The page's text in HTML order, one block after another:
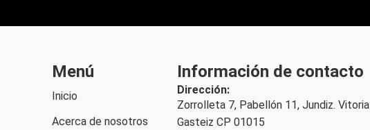
Menú
Inicio
Acerca de nosotros
Información de contacto
Dirección:
Zorrolleta 7, Pabellón 11, Jundiz.
Gasteiz CP 01015